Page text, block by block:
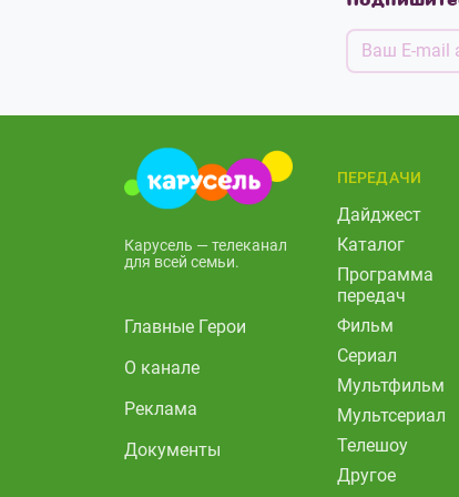
Карусель — телеканал
для всей семьи.
Главные Герои
О канале
Реклама
Документы
ПЕРЕДАЧИ
Дайджест
Каталог
Программа
передач
Фильм
Сериал
Мультфильм
Мультсериал
Телешоу
Другое